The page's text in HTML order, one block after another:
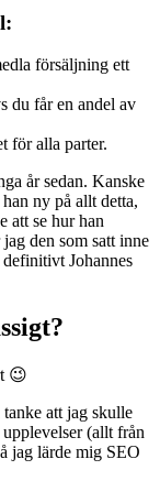
försäljning ett
du får en andel av
för alla parter.
år sedan. Kanske
ny på allt detta,
att se hur han
den som satt inne
Johannes
😉
att jag skulle
(allt från
jag lärde mig SEO